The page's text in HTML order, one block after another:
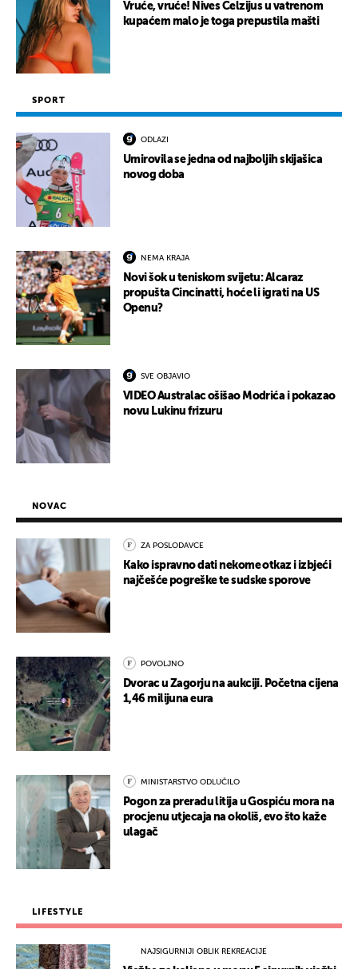
Vruće, vruće! Nives Celzijus u vatrenom
kupaćem malo je toga prepustila mašti
SPORT
ODLAZI
Umirovila se jedna od najboljih skijašica
novog doba
NEMA KRAJA
Novi šok u teniskom svijetu: Alcaraz
propušta Cincinatti, hoće li igrati na US
Openu?
SVE OBJAVIO
VIDEO Australac ošišao Modrića i pokazao
novu Lukinu frizuru
NOVAC
ZA POSLODAVCE
Kako ispravno dati nekome otkaz i izbjeći
najčešće pogreške te sudske sporove
POVOLJNO
Dvorac u Zagorju na aukciji. Početna cijena
1,46 milijuna eura
MINISTARSTVO ODLUČILO
Pogon za preradu litija u Gospiću mora na
procjenu utjecaja na okoliš, evo što kaže
ulagač
LIFESTYLE
NAJSIGURNIJI OBLIK REKREACIJE